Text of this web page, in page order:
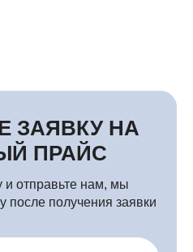
ЗАЯВКУ НА
ПРАЙС
отправьте нам, мы
после получения заявки